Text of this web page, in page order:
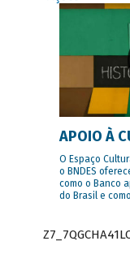
APOIO À
O Espaço
o BNDES
como o Banco
do Brasil e